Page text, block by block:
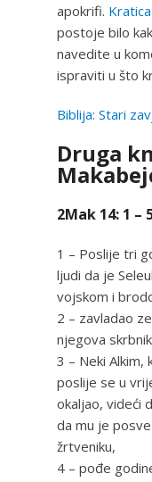
apokrifi. Kratica
postoje bilo
navedite u
ispraviti u što
Biblija: Stari
Druga
2Mak 14: 1 –
1 – Poslije tri
ljudi da je
vojskom i
2 – zavladao
njegova
3 – Neki Alkim,
poslije se u
okaljao, videći
da mu je
žrtveniku,
4 – pođe